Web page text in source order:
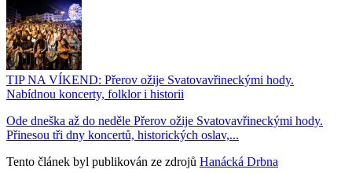
TIP NA VÍKEND: Přerov ožije Svatovavřineckými hody.
Nabídnou koncerty, folklor i historii
Ode dneška až do neděle Přerov ožije Svatovavřineckými hody.
Přinesou tři dny koncertů, historických oslav,...
Tento článek byl publikován ze zdrojů Hanácká Drbna